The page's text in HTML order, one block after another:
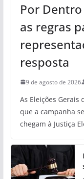
Por Dentro
as regras
resposta
9 de agosto de 2026
As Eleições Gerais
que a campanha
chegam à Justiça